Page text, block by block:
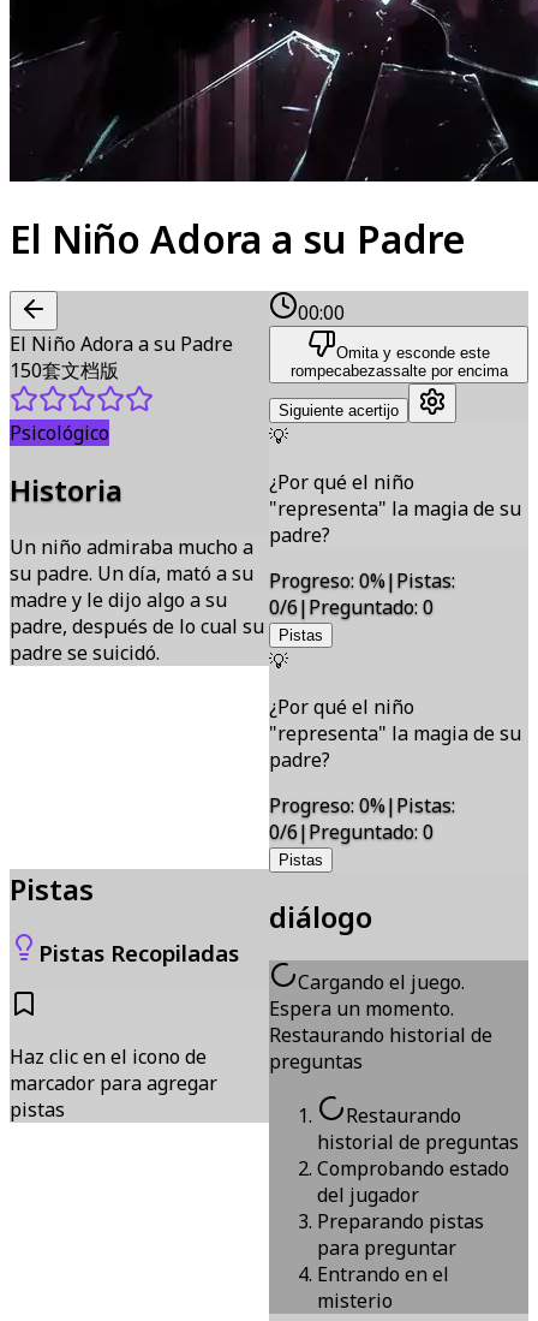
El Niño Adora a su Padre
El Niño Adora a su Padre
150套文档版
Psicológico
Historia
Un niño admiraba mucho a
su padre. Un día, mató a su
madre y le dijo algo a su
padre, después de lo cual su
padre se suicidó.
Pistas
Pistas Recopiladas
Haz clic en el icono de
marcador para agregar
pistas
00:00
Omita y esconde este
rompecabezassalte por encima
Siguiente acertijo
💡
¿Por qué el niño
"representa" la magia de su
padre?
Progreso:0%|Pistas:
0/6|Preguntado:0
Pistas
💡
¿Por qué el niño
"representa" la magia de su
padre?
Progreso:0%|Pistas:
0/6|Preguntado:0
Pistas
diálogo
Cargando el juego.
Espera un momento.
Restaurando historial de
preguntas
Restaurando
historial de preguntas
Comprobando estado
del jugador
Preparando pistas
para preguntar
Entrando en el
misterio